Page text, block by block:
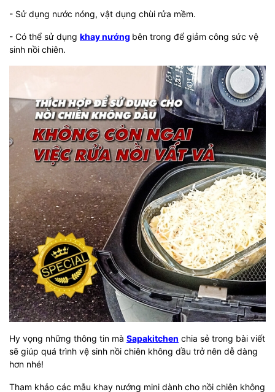
- Sử dụng nước nóng, vật dụng chùi rửa mềm.
- Có thể sử dụng khay nướng bên trong để giảm công sức vệ
sinh nồi chiên.
Hy vọng những thông tin mà Sapakitchen chia sẻ trong bài viết
sẽ giúp quá trình vệ sinh nồi chiên không dầu trở nên dễ dàng
hơn nhé!
Tham khảo các mẫu khay nướng mini dành cho nồi chiên không